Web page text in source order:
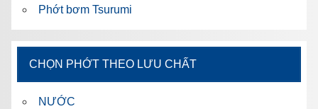
Phớt bơm Tsurumi
CHỌN PHỚT THEO LƯU CHẤT
NƯỚC